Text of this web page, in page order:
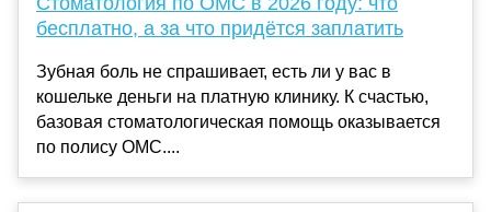
бесплатно, а за что придётся заплатить
Зубная боль не спрашивает, есть ли у вас в
кошельке деньги на платную клинику. К счастью,
базовая стоматологическая помощь оказывается
по полису ОМС....